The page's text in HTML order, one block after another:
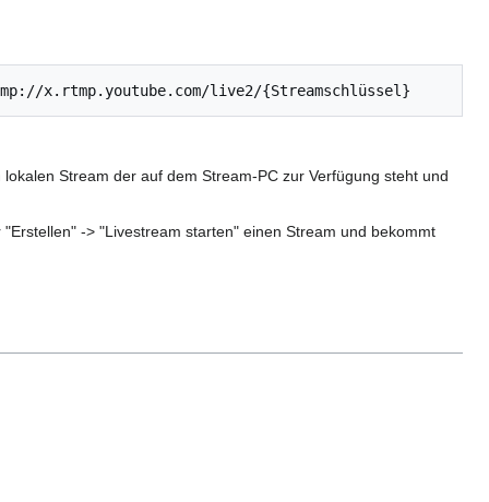
Stream der auf dem Stream-PC zur Verfügung steht und
"Erstellen" -> "Livestream starten" einen Stream und bekommt